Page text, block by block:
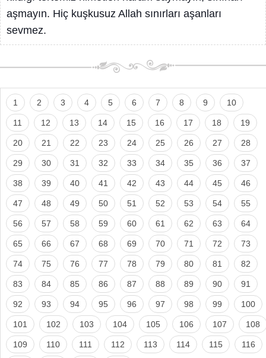
aşmayın. Hiç kuşkusuz Allah sınırları aşanları
sevmez.
1 2 3 4 5 6 7 8 9 10
11 12 13 14 15 16 17 18 19
20 21 22 23 24 25 26 27 28
29 30 31 32 33 34 35 36 37
38 39 40 41 42 43 44 45 46
47 48 49 50 51 52 53 54 55
56 57 58 59 60 61 62 63 64
65 66 67 68 69 70 71 72 73
74 75 76 77 78 79 80 81 82
83 84 85 86 87 88 89 90 91
92 93 94 95 96 97 98 99 100
101 102 103 104 105 106 107 108
109 110 111 112 113 114 115 116